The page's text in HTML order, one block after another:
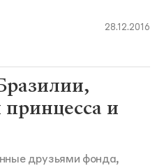
28.12.2016
принцесса и
друзьями фонда,